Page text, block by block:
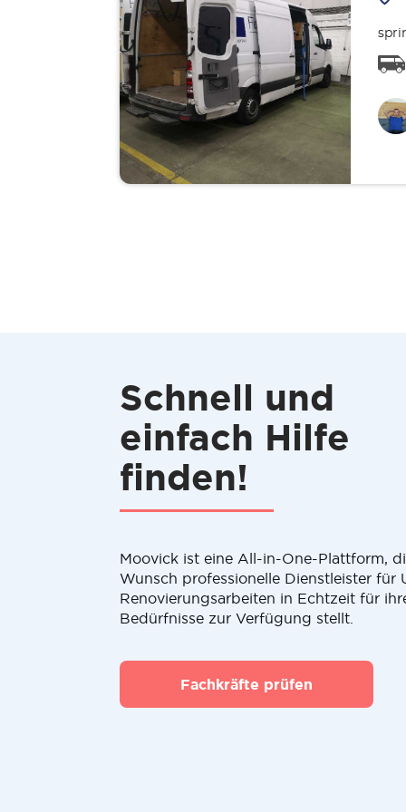
Schnell und
einfach Hilfe
finden!
Moovick ist eine All-in-One-Plattform,
Wunsch professionelle Dienstleister für
Renovierungsarbeiten in Echtzeit für
Bedürfnisse zur Verfügung stellt.
Fachkräfte prüfen